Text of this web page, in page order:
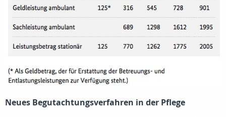
Neues Begutachtungsverfahren in der Pflege